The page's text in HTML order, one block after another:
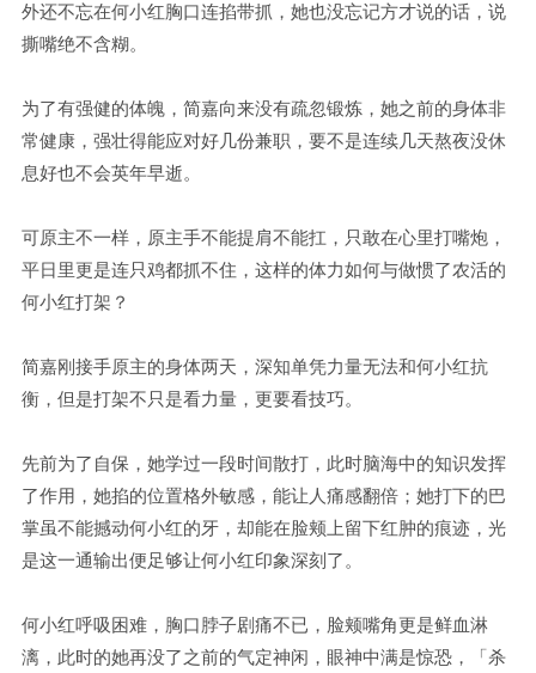
外还不忘在何小红胸口连掐带抓，她也没忘记方才说的话，说
撕嘴绝不含糊。
为了有强健的体魄，简嘉向来没有疏忽锻炼，她之前的身体非
常健康，强壮得能应对好几份兼职，要不是连续几天熬夜没休
息好也不会英年早逝。
可原主不一样，原主手不能提肩不能扛，只敢在心里打嘴炮，
平日里更是连只鸡都抓不住，这样的体力如何与做惯了农活的
何小红打架？
简嘉刚接手原主的身体两天，深知单凭力量无法和何小红抗
衡，但是打架不只是看力量，更要看技巧。
先前为了自保，她学过一段时间散打，此时脑海中的知识发挥
了作用，她掐的位置格外敏感，能让人痛感翻倍；她打下的巴
掌虽不能撼动何小红的牙，却能在脸颊上留下红肿的痕迹，光
是这一通输出便足够让何小红印象深刻了。
何小红呼吸困难，胸口脖子剧痛不已，脸颊嘴角更是鲜血淋
漓，此时的她再没了之前的气定神闲，眼神中满是惊恐，「杀